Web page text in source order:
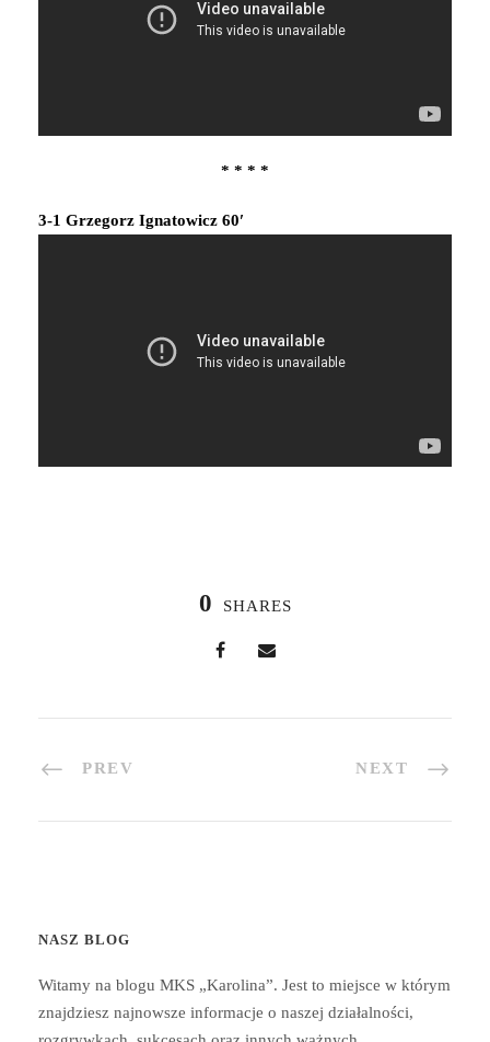
* * * *
3-1 Grzegorz Ignatowicz 60′
0 SHARES
PREV NEXT
NASZ BLOG
Witamy na blogu MKS „Karolina”. Jest to miejsce w którym
znajdziesz najnowsze informacje o naszej działalności,